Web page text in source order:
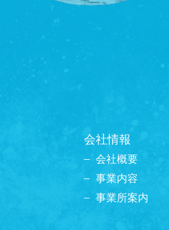
会社情報
会社概要
事業内容
事業所案内